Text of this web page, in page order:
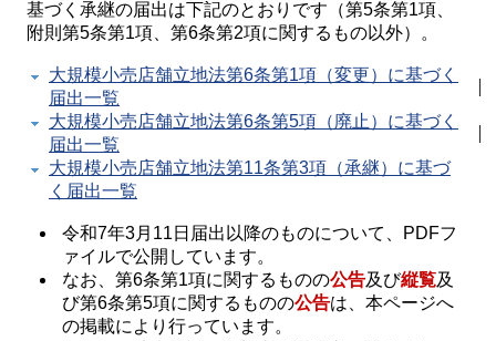
基づく承継の届出は下記のとおりです（第5条第1項、
附則第5条第1項、第6条第2項に関するもの以外）。
大規模小売店舗立地法第6条第1項（変更）に基づく
届出一覧
大規模小売店舗立地法第6条第5項（廃止）に基づく
届出一覧
大規模小売店舗立地法第11条第3項（承継）に基づ
く届出一覧
令和7年3月11日届出以降のものについて、PDFフ
ァイルで公開しています。
なお、第6条第1項に関するものの公告及び縦覧及
び第6条第5項に関するものの公告は、本ページへ
の掲載により行っています。